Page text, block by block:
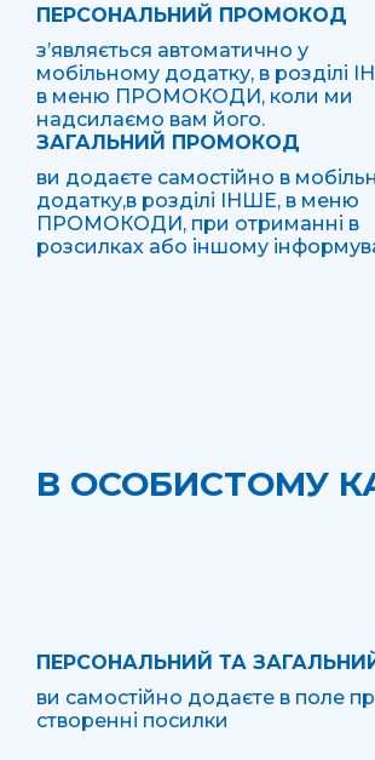
ПЕРСОНАЛЬНИЙ ПРОМОКОД
з’являється автоматично у
мобільному додатку, в розділі
в меню ПРОМОКОДИ, коли ми
надсилаємо вам його.
ЗАГАЛЬНИЙ ПРОМОКОД
ви додаєте самостійно в
додатку,в розділі ІНШЕ, в меню
ПРОМОКОДИ, при отриманні в
розсилках або іншому
В ОСОБИСТОМУ
ПЕРСОНАЛЬНИЙ ТА
ви самостійно додаєте в поле
створенні посилки